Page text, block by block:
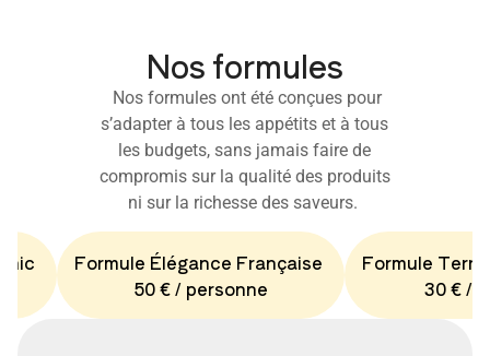
Nos formules
Nos formules ont été conçues pour
s’adapter à tous les appétits et à tous
les budgets, sans jamais faire de
compromis sur la qualité des produits
ni sur la richesse des saveurs.
Formule Élégance Française
50 € / personne
Formule
30 € /